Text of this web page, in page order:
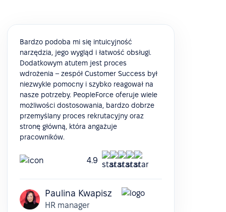
Bardzo podoba mi się intuicyjność
narzędzia, jego wygląd i łatwość obsługi.
Dodatkowym atutem jest proces
wdrożenia – zespół Customer Success był
niezwykle pomocny i szybko reagował na
nasze potrzeby. PeopleForce oferuje wiele
możliwości dostosowania, bardzo dobrze
przemyślany proces rekrutacyjny oraz
stronę główną, która angażuje
pracowników.
4.9
Paulina Kwapisz
HR manager